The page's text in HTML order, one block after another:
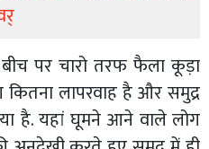
पर चारो तरफ फैला कूड़ा
लापरवाह है और समुद्र
है. यहां घूमने आने वाले लोग